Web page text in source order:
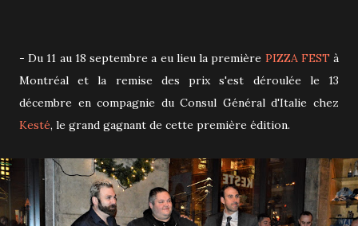
- Du 11 au 18 septembre a eu lieu la première PIZZA FESTà
Montréal et la remise des prix s'est déroulée le 13
décembre en compagnie du Consul Général d'Italie chez
Kesté, le grand gagnant de cette première édition.